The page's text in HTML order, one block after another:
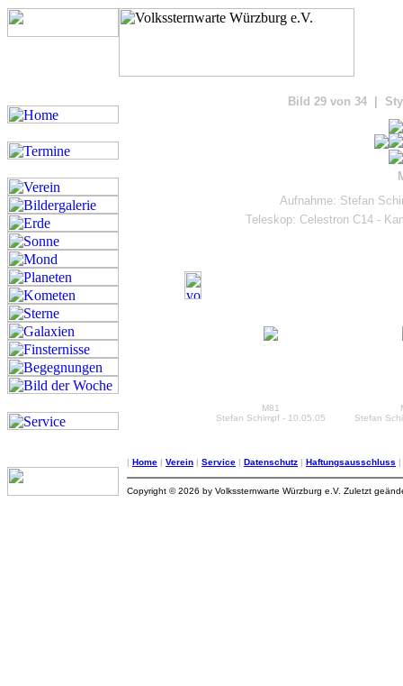
Bild 29 von 34 |
Aufnahme: Stefan
Teleskop: Celestron C14 -
M81
Stefan Schimpf - 10.05.05
Stefan
| Home | Verein | Service | Datenschutz | Haftungsausschluss |
Copyright © 2026 by Volkssternwarte Würzburg e.V. Zuletzt